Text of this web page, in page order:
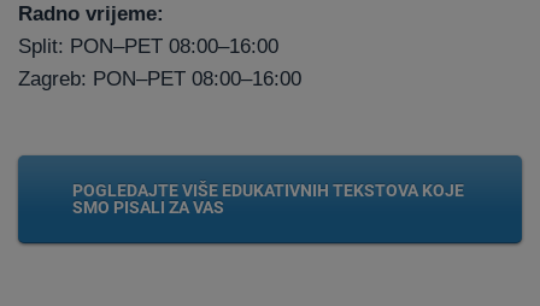
Radno vrijeme:
Split: PON–PET 08:00–16:00
Zagreb: PON–PET 08:00–16:00
POGLEDAJTE VIŠE EDUKATIVNIH TEKSTOVA KOJE
SMO PISALI ZA VAS